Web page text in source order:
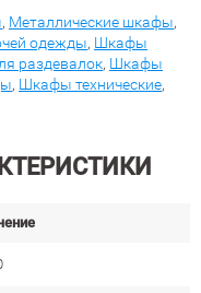
, Металлические шкафы,
одежды, Шкафы
раздевалок, Шкафы
, Шкафы технические,